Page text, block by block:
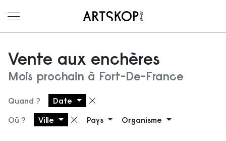
Ouvrir le menu
Vente aux enchères
Mois prochain à Fort-De-France
Quand ? Date Supprimer le filtre
Où ? Ville Supprimer le filtre
Pays Organisme